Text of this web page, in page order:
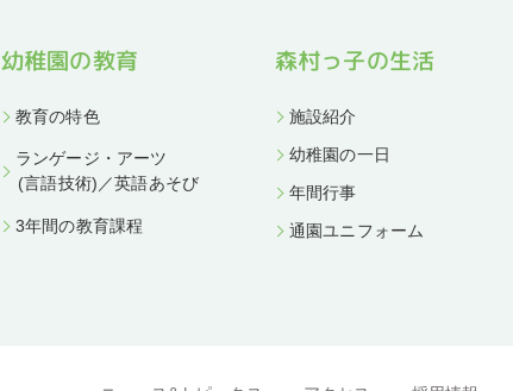
幼稚園の教育
教育の特色
ランゲージ・アーツ
(言語技術)／英語あそび
3年間の教育課程
森村っ子の生活
施設紹介
幼稚園の一日
年間行事
通園ユニフォーム